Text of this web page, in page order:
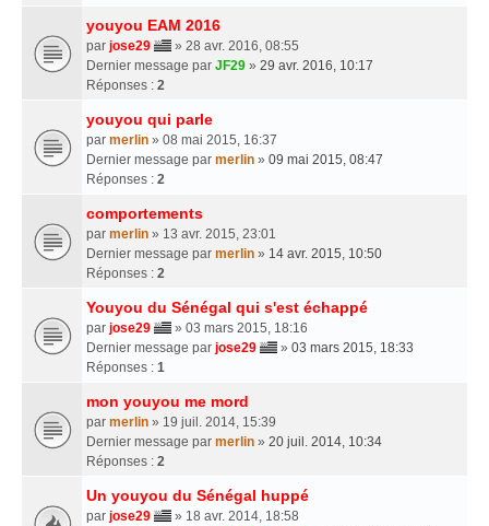
youyou EAM 2016
par jose29
» 28 avr. 2016, 08:55
Dernier message par JF29 » 29 avr. 2016, 10:17
Réponses : 2
youyou qui parle
par merlin » 08 mai 2015, 16:37
Dernier message par merlin » 09 mai 2015, 08:47
Réponses : 2
comportements
par merlin » 13 avr. 2015, 23:01
Dernier message par merlin » 14 avr. 2015, 10:50
Réponses : 2
Youyou du Sénégal qui s'est échappé
par jose29
» 03 mars 2015, 18:16
Dernier message par jose29 » 03 mars 2015, 18:33
Réponses : 1
mon youyou me mord
par merlin » 19 juil. 2014, 15:39
Dernier message par merlin » 20 juil. 2014, 10:34
Réponses : 2
Un youyou du Sénégal huppé
par jose29
» 18 avr. 2014, 18:58